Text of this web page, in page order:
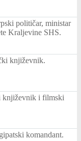
političar, ministar
Kraljevine SHS.
književnik.
književnik i filmski
komandant.